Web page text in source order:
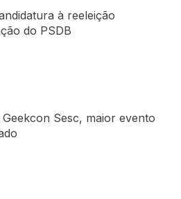
à reeleição
do PSDB
Sesc, maior evento